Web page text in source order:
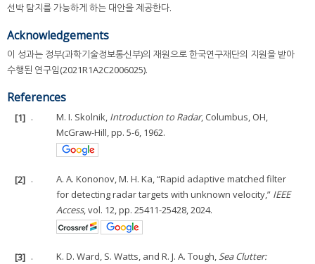
선박 탐지를 가능하게 하는 대안을 제공한다.
Acknowledgements
이 성과는 정부(과학기술정보통신부)의 재원으로 한국연구재단의 지원을 받아
수행된 연구임(2021R1A2C2006025).
References
[1] . M. I. Skolnik, Introduction to Radar, Columbus, OH,
McGraw-Hill, pp. 5-6, 1962.
[2] .
A. A. Kononov, M. H. Ka, “Rapid adaptive matched filter
for detecting radar targets with unknown velocity,” IEEE
Access, vol. 12, pp. 25411-25428, 2024.
[3] . K. D. Ward, S. Watts, and R. J. A. Tough, Sea Clutter: